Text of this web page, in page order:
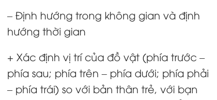
– Định hướng trong không gian và định
hướng thời gian
+ Xác định vị trí của đồ vật (phía trước –
phía sau; phía trên – phía dưới; phía phải
– phía trái) so với bản thân trẻ, với bạn